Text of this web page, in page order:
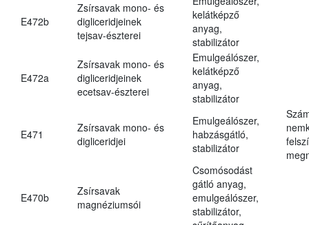
E472b
Zsírsavak mono- és
digliceridjeinek
tejsav-észterei
kelátképző
anyag,
stabilizátor
E472a
Zsírsavak mono- és
digliceridjeinek
ecetsav-észterei
Emulgeálószer,
kelátképző
anyag,
stabilizátor
E471
Zsírsavak mono- és
digliceridjei
Emulgeálószer,
habzásgátló,
stabilizátor
E470b
Zsírsavak
magnéziumsói
Csomósodást
gátló anyag,
emulgeálószer,
stabilizátor,